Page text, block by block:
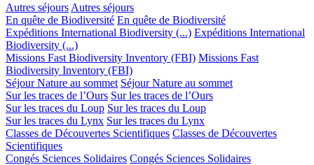
Autres séjours Autres séjours
En quête de Biodiversité En quête de Biodiversité
Expéditions International Biodiversity (...) Expéditions International
Biodiversity (...)
Missions Fast Biodiversity Inventory (FBI) Missions Fast
Biodiversity Inventory (FBI)
Séjour Nature au sommet Séjour Nature au sommet
Sur les traces de l’Ours Sur les traces de l’Ours
Sur les traces du Loup Sur les traces du Loup
Sur les traces du Lynx Sur les traces du Lynx
Classes de Découvertes Scientifiques Classes de Découvertes
Scientifiques
Congés Sciences Solidaires Congés Sciences Solidaires